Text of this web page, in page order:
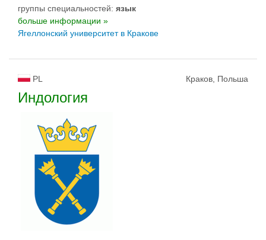
группы специальностей: язык
больше информации »
Ягеллонский университет в Кракове
PL Краков, Польша
Индология